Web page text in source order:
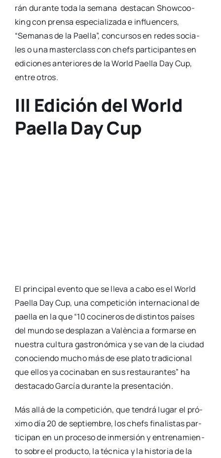
rán duran­te toda la sema­na des­ta­can Show­coo­
king con pren­sa espe­cia­li­za­da e influen­cers,
“Sema­nas de la Pae­lla”, con­cur­sos en redes socia­
les o una mas­ter­class con chefs par­ti­ci­pan­tes en
edi­cio­nes ante­rio­res de la World Pae­lla Day Cup,
entre otros.
III Edición del World
Paella Day Cup
El prin­ci­pal even­to que se lle­va a cabo es el World
Pae­lla Day Cup, una com­pe­ti­ción inter­na­cio­nal de
pae­lla en la que “10 coci­ne­ros de dis­tin­tos paí­ses
del mun­do se des­pla­zan a Valèn­cia a for­mar­se en
nues­tra cul­tu­ra gas­tro­nó­mi­ca y se van de la ciu­dad
cono­cien­do mucho más de ese pla­to tra­di­cio­nal
que ellos ya coci­na­ban en sus res­tau­ran­tes” ha
des­ta­ca­do Gar­cía duran­te la pre­sen­ta­ción.
Más allá de la com­pe­ti­ción, que ten­drá lugar el pró­
xi­mo día 20 de sep­tiem­bre, los chefs fina­lis­tas par­
ti­ci­pan en un pro­ce­so de inmer­sión y entre­na­mien­
to sobre el pro­duc­to, la téc­ni­ca y la his­to­ria de la